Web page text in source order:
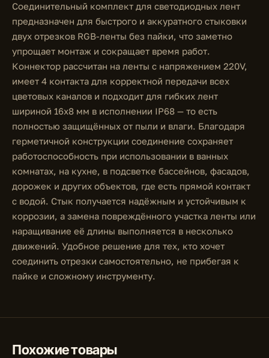
Соединительный комплект для светодиодных лент
предназначен для быстрого и аккуратного стыковки
двух отрезков RGB-ленты без пайки, что заметно
упрощает монтаж и сокращает время работ.
Коннектор рассчитан на ленты с напряжением 220V,
имеет 4 контакта для корректной передачи всех
цветовых каналов и подходит для гибких лент
шириной 16x8 мм в исполнении IP68 — то есть
полностью защищённых от пыли и влаги. Благодаря
герметичной конструкции соединение сохраняет
работоспособность при использовании в ванных
комнатах, на кухне, в подсветке бассейнов, фасадов,
дорожек и других объектов, где есть прямой контакт
с водой. Стык получается надёжным и устойчивым к
коррозии, а замена повреждённого участка ленты или
наращивание её длины выполняется в несколько
движений. Удобное решение для тех, кто хочет
соединить отрезки самостоятельно, не прибегая к
пайке и сложному инструменту.
Похожие товары